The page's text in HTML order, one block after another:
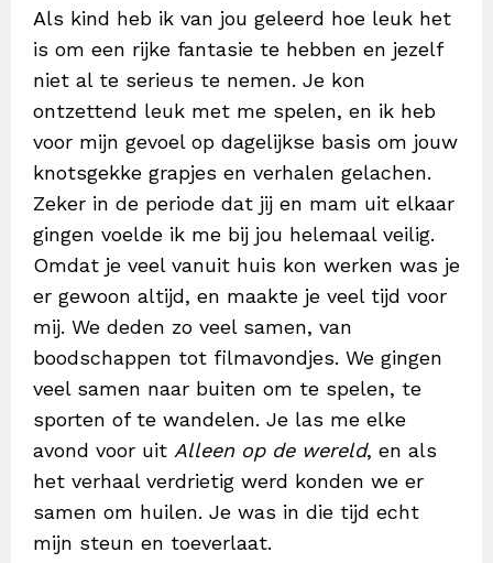
Als kind heb ik van jou geleerd hoe leuk het
is om een rijke fantasie te hebben en jezelf
niet al te serieus te nemen. Je kon
ontzettend leuk met me spelen, en ik heb
voor mijn gevoel op dagelijkse basis om jouw
knotsgekke grapjes en verhalen gelachen.
Zeker in de periode dat jij en mam uit elkaar
gingen voelde ik me bij jou helemaal veilig.
Omdat je veel vanuit huis kon werken was je
er gewoon altijd, en maakte je veel tijd voor
mij. We deden zo veel samen, van
boodschappen tot filmavondjes. We gingen
veel samen naar buiten om te spelen, te
sporten of te wandelen. Je las me elke
avond voor uit Alleen op de wereld, en als
het verhaal verdrietig werd konden we er
samen om huilen. Je was in die tijd echt
mijn steun en toeverlaat.